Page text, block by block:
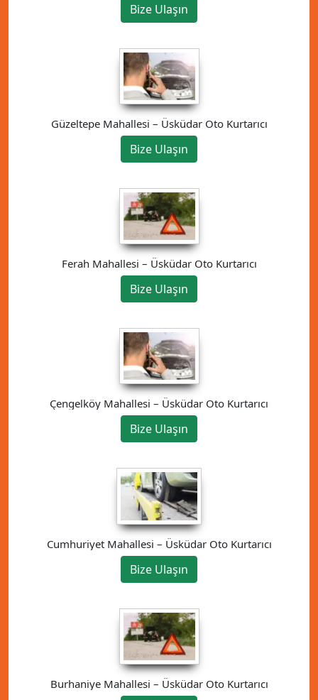
Bize Ulaşın
Güzeltepe Mahallesi – Üsküdar Oto Kurtarıcı
Bize Ulaşın
Ferah Mahallesi – Üsküdar Oto Kurtarıcı
Bize Ulaşın
Çengelköy Mahallesi – Üsküdar Oto Kurtarıcı
Bize Ulaşın
Cumhuriyet Mahallesi – Üsküdar Oto Kurtarıcı
Bize Ulaşın
Burhaniye Mahallesi – Üsküdar Oto Kurtarıcı